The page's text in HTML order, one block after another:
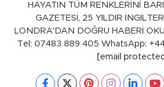
HAYATIN TÜM RENKLERİNİ
GAZETESİ, 25 YILDIR
LONDRA'DAN DOĞRU HABERİ
Tel: 07483 889 405 WhatsApp:
[email protected]